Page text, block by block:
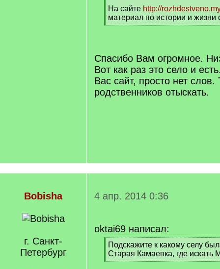
На сайте http://
материал по истории и жизни
[
Спасибо Вам огромное.
Вот как раз это село и
Вас сайт, просто нет
родственников отыскать.
Bobisha
г. Санкт-
Петербург
4 апр. 2014 0:36
oktai69 написал:
[
q
]
Подскажите к какому селу
Старая Камаевка, где искать
[